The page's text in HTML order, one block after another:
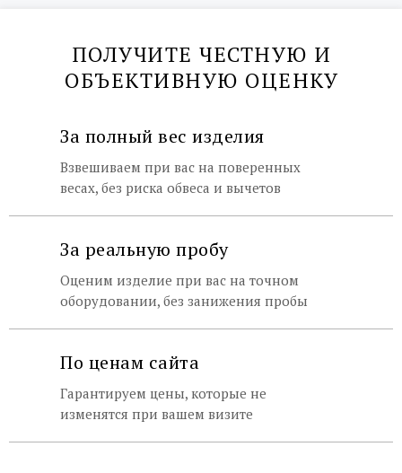
●Курская (радиальная) - 200 м.
●Курская (кольцевая) - 300 м.
●Чкаловская - 450 м.
Москва, Земляной Вал 21/2-4 с.2
За полный вес изделия
ПОЛУЧИТЕ ЧЕСТНУЮ И
ОБЪЕКТИВНУЮ ОЦЕНКУ
За реальную пробу
Взвешиваем при вас на поверенных
весах, без риска обвеса и вычетов
Оценим изделие при вас на точном
оборудовании, без занижения пробы
По ценам сайта
Гарантируем цены, которые не
изменятся при вашем визите